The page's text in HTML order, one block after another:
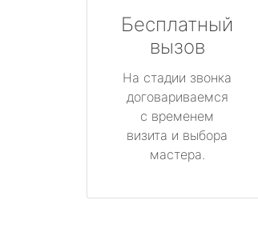
Бесплатный
вызов
На стадии звонка
договариваемся
с временем
визита и выбора
мастера.